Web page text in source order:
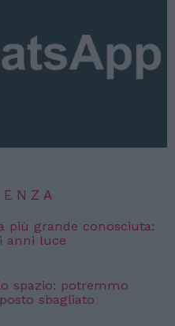
più grande conosciuta:
anni luce
spazio: potremmo
sbagliato